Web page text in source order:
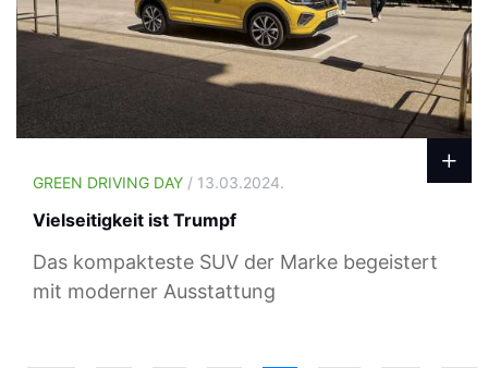
GREEN DRIVING DAY / 13.03.2024.
Vielseitigkeit ist Trumpf
Das kompakteste SUV der Marke begeistert
mit moderner Ausstattung